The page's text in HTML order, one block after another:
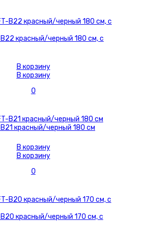
красный/черный 180 см, с
В корзину
В корзину
0
красный/черный 180 см
В корзину
В корзину
0
красный/черный 170 см, с